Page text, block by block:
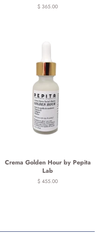
Precio
$ 365.00
Crema Golden Hour by Pepita
Lab
Precio
$ 455.00